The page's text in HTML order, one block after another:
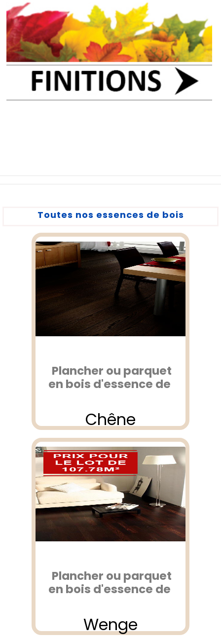
Toutes nos essences de bois
Plancher ou parquet
en bois d'essence de
Chêne
Plancher ou parquet
en bois d'essence de
Wenge